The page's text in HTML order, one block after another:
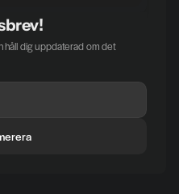
håll dig uppdaterad om det